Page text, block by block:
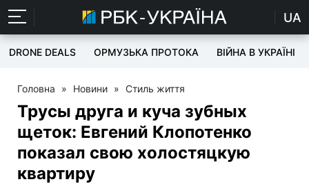
UA
DRONE DEALS ОРМУЗЬКА ПРОТОКА ВІЙНА В УКРАЇНІ
Головна » Новини » Стиль життя
Трусы друга и куча зубных
щеток: Евгений Клопотенко
показал свою холостяцкую
квартиру